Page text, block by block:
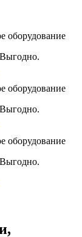
оборудование
оборудование
оборудование